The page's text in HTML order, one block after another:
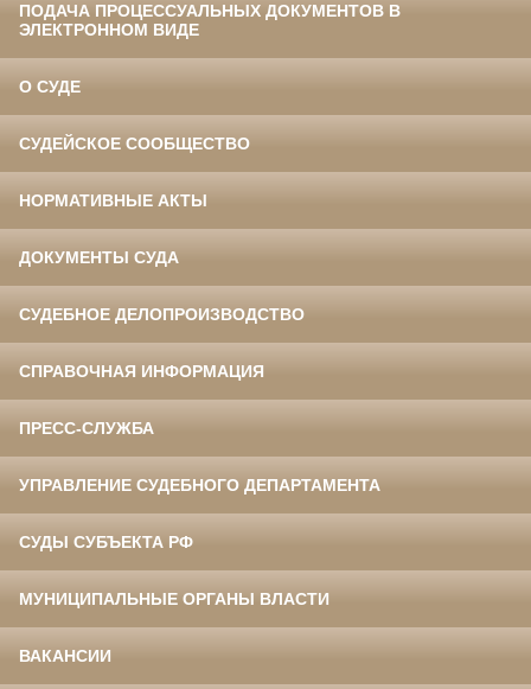
ПОДАЧА ПРОЦЕССУАЛЬНЫХ ДОКУМЕНТОВ В
ЭЛЕКТРОННОМ ВИДЕ
О СУДЕ
СУДЕЙСКОЕ СООБЩЕСТВО
НОРМАТИВНЫЕ АКТЫ
ДОКУМЕНТЫ СУДА
СУДЕБНОЕ ДЕЛОПРОИЗВОДСТВО
СПРАВОЧНАЯ ИНФОРМАЦИЯ
ПРЕСС-СЛУЖБА
УПРАВЛЕНИЕ СУДЕБНОГО ДЕПАРТАМЕНТА
СУДЫ СУБЪЕКТА РФ
МУНИЦИПАЛЬНЫЕ ОРГАНЫ ВЛАСТИ
ВАКАНСИИ